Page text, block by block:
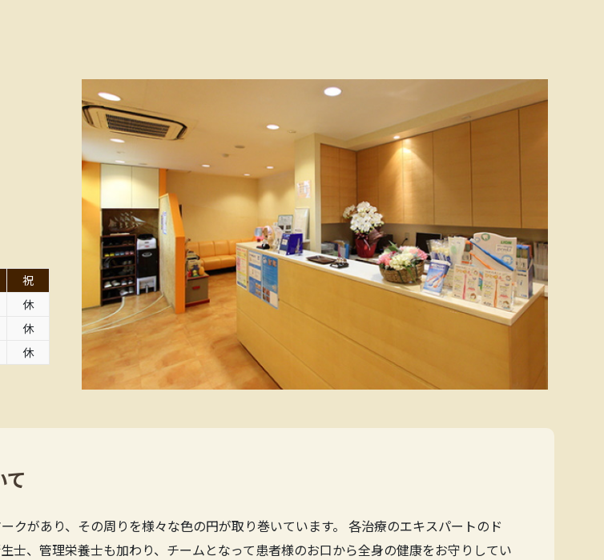
祝
休
休
休
クがあり、その周りを様々な色の円が取り巻いています。 各治療のエキスパートのド
士、管理栄養士も加わり、チームとなって患者様のお口から全身の健康をお守りしてい